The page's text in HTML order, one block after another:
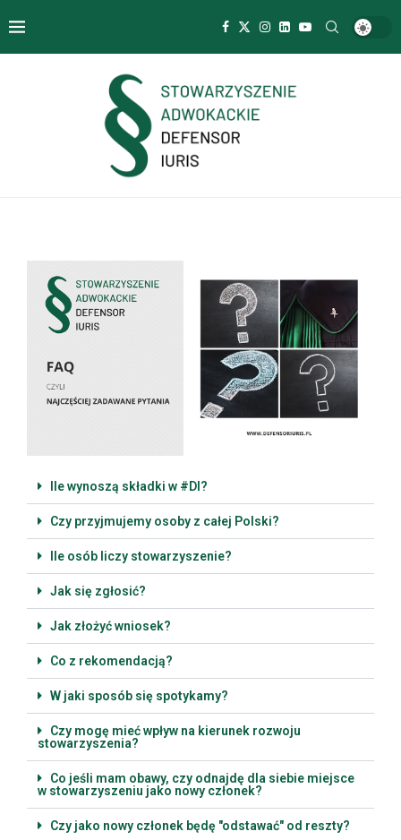
Ile wynoszą składki w #DI?
Czy przyjmujemy osoby z całej Polski?
Ile osób liczy stowarzyszenie?
Jak się zgłosić?
Jak złożyć wniosek?
Co z rekomendacją?
W jaki sposób się spotykamy?
Czy mogę mieć wpływ na kierunek rozwoju
stowarzyszenia?
Co jeśli mam obawy, czy odnajdę dla siebie miejsce
w stowarzyszeniu jako nowy członek?
Czy jako nowy członek będę "odstawać" od reszty?